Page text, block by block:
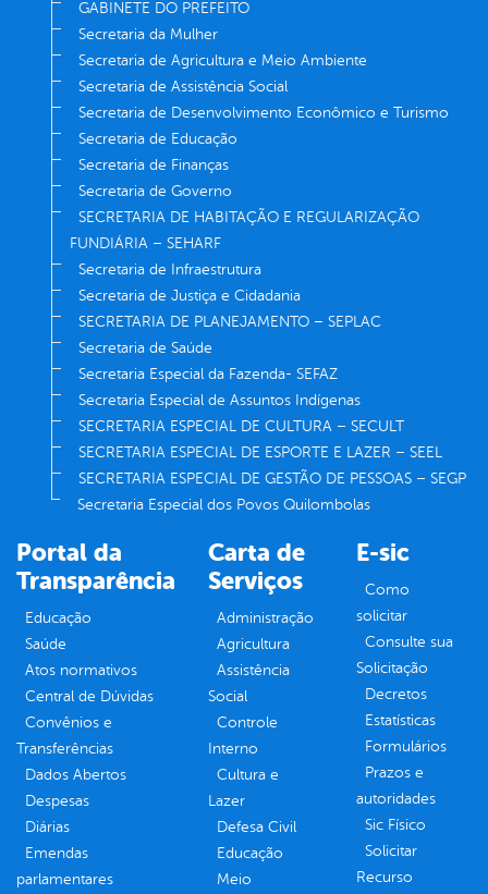
GABINETE DO PREFEITO
Secretaria da Mulher
Secretaria de Agricultura e Meio Ambiente
Secretaria de Assistência Social
Secretaria de Desenvolvimento Econômico e Turismo
Secretaria de Educação
Secretaria de Finanças
Secretaria de Governo
SECRETARIA DE HABITAÇÃO E REGULARIZAÇÃO
FUNDIÁRIA – SEHARF
Secretaria de Infraestrutura
Secretaria de Justiça e Cidadania
SECRETARIA DE PLANEJAMENTO – SEPLAC
Secretaria de Saúde
Secretaria Especial da Fazenda- SEFAZ
Secretaria Especial de Assuntos Indígenas
SECRETARIA ESPECIAL DE CULTURA – SECULT
SECRETARIA ESPECIAL DE ESPORTE E LAZER – SEEL
SECRETARIA ESPECIAL DE GESTÃO DE PESSOAS – SEGP
Secretaria Especial dos Povos Quilombolas
Portal da
Transparência
Educação
Saúde
Atos normativos
Central de Dúvidas
Convênios e
Transferências
Dados Abertos
Despesas
Diárias
Emendas
parlamentares
Carta de
Serviços
Administração
Agricultura
Assistência
Social
Controle
Interno
Cultura e
Lazer
Defesa Civil
Educação
Meio
E-sic
Como
solicitar
Consulte sua
Solicitação
Decretos
Estatísticas
Formulários
Prazos e
autoridades
Sic Físico
Solicitar
Recurso